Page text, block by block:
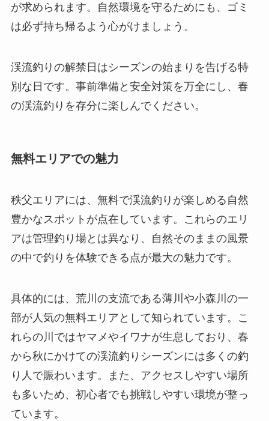
が求められます。自然環境を守るためにも、ゴミ
は必ず持ち帰るよう心がけましょう。
渓流釣りの解禁日はシーズンの始まりを告げる特
別な日です。事前準備と安全対策を万全にし、春
の渓流釣りを存分に楽しんでください。
無料エリアでの魅力
秩父エリアには、無料で渓流釣りが楽しめる自然
豊かなスポットが点在しています。これらのエリ
アは管理釣り場とは異なり、自然そのままの風景
の中で釣りを体験できる点が最大の魅力です。
具体的には、荒川の支流である薄川や小森川の一
部が人気の無料エリアとして知られています。こ
れらの川ではヤマメやイワナが生息しており、春
から秋にかけての渓流釣りシーズンには多くの釣
り人で賑わいます。また、アクセスしやすい場所
も多いため、初心者でも挑戦しやすい環境が整っ
ています。